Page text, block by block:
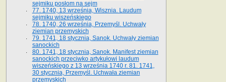
sejmiku posłom na sejm
77. 1740, 13 września, Wisznia. Laudum
sejmiku wiszeńskiego
78. 1740, 26 września, Przemyśl. Uchwały
ziemian przemyskich
79. 1741, 18 stycznia, Sanok. Uchwały ziemian
sanockich
80. 1741, 18 stycznia, Sanok. Manifest ziemian
sanockich przeciwko artykułowi laudum
wiszeńskiego z 13 wrze­śnia 1740 r. 81. 1741,
30 stycznia, Przemyśl. Uchwała ziemian
przemyskich